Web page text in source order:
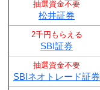
抽選資金不要
松井証券
2千円もらえる
SBI証券
抽選資金不要
SBIネオトレード証券